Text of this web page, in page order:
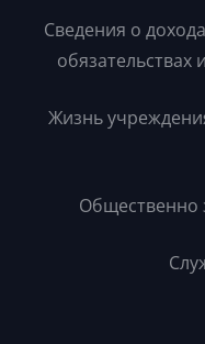
Сведения о
обязательствах
Жизнь
Общественно